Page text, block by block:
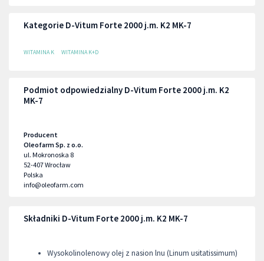
Kategorie D-Vitum Forte 2000 j.m. K2 MK-7
WITAMINA K WITAMINA K+D
Podmiot odpowiedzialny D-Vitum Forte 2000 j.m. K2
MK-7
Producent
Oleofarm Sp. z o.o.
ul. Mokronoska 8
52-407Wrocław
Polska
info@oleofarm.com
Składniki D-Vitum Forte 2000 j.m. K2 MK-7
Wysokolinolenowy olej z nasion lnu (Linum usitatissimum)